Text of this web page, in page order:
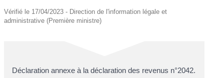
Vérifié le 17/04/2023 - Direction de l'information légale et
administrative (Première ministre)
Déclaration annexe à la déclaration des revenus n°2042.